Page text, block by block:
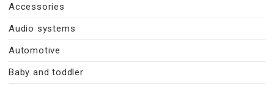
Accessories
Audio systems
Automotive
Baby and toddler